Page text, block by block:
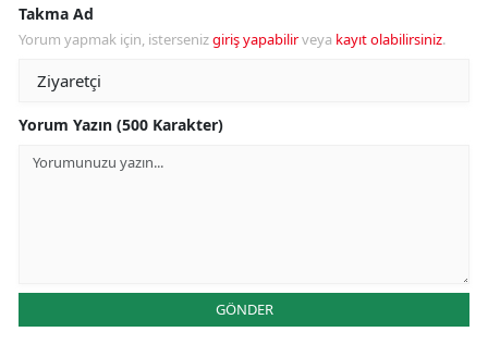
Takma Ad
Yorum yapmak için, istersenizgiriş yapabilirveya kayıt olabilirsiniz.
Yorum Yazın (500 Karakter)
GÖNDER